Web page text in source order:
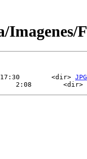
17:30        <dir> JPG
2:08        <dir>